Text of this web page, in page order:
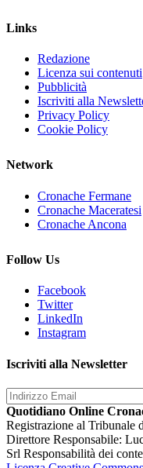
Links
Redazione
Licenza sui contenuti
Pubblicità
Iscriviti alla
Privacy Policy
Cookie Policy
Network
Cronache Fermane
Cronache Maceratesi
Cronache Ancona
Follow Us
Facebook
Twitter
LinkedIn
Instagram
Iscriviti alla Newsletter
Quotidiano Online
Registrazione al Tribunale
Direttore Responsabile:
Srl Responsabilità dei